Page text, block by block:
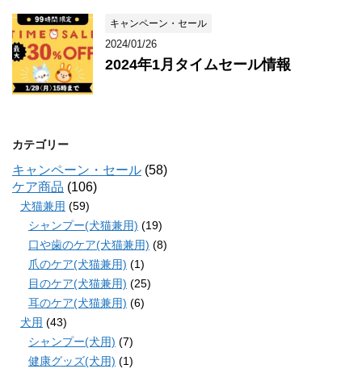
キャンペーン・セール
2024/01/26
2024年1月タイムセール情報
カテゴリー
キャンペーン・セール (58)
ケア商品 (106)
犬猫兼用 (59)
シャンプー(犬猫兼用) (19)
口や歯のケア(犬猫兼用) (8)
爪のケア(犬猫兼用) (1)
目のケア(犬猫兼用) (25)
耳のケア(犬猫兼用) (6)
犬用 (43)
シャンプー(犬用) (7)
健康グッズ(犬用) (1)